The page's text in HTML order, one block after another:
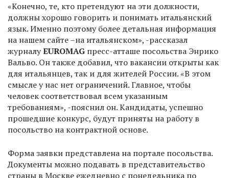
«Конечно, те, кто претендуют на эти должности,
должны хорошо говорить и понимать итальянский
язык. Именно поэтому более детальная информация
на нашем сайте –на итальянском», -рассказал
журналуEUROMAG пресс-атташе посольства Энрико
Вальво. Он также добавил, что вакансии открыты как
для итальянцев, так и для жителей России. «В этом
смысле у нас нет ограничений. Главное, чтобы
человек соответствовал всем указанным
требованиям», -пояснил он. Кандидаты, успешно
прошедшие конкурс, будут приняты на работу в
посольство на контрактной основе.
Форма заявки представлена на портале посольства.
Документы можно подавать в представительство
страны в Москве ежедневно с понедельника по